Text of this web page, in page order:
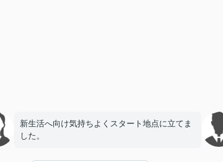
新生活へ向け気持ちよくスタート地点に立てま
した。